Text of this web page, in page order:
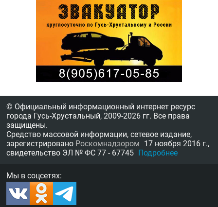
© Официальный информационный интернет ресурс
города Гусь-Хрустальный, 2009-2026 гг. Все права
защищены.
Средство массовой информации, сетевое издание,
зарегистрировано Роскомнадзором 17 ноября 2016 г.,
свидетельство ЭЛ № ФС 77 - 67745 Подробнее
Мы в соцсетях: